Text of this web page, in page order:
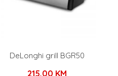
DeLonghi grill BGR50
215,00 KM